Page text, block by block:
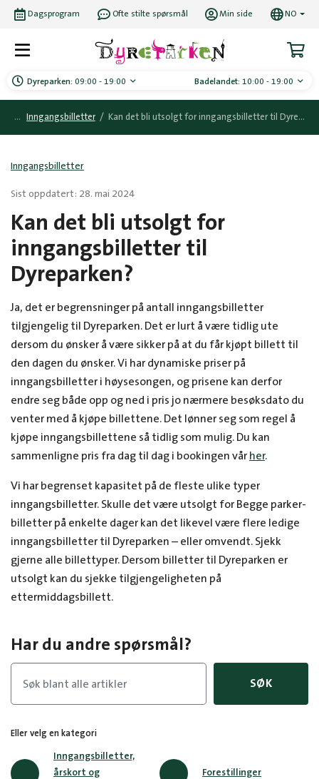
Dyreparken: 09:00 - 19:00 Badelandet: 10:00 - 19:00
Dagsprogram Ofte stilte spørsmål Min side NO
Inngangsbilletter / Kan det bli utsolgt for inngangsbilletter til Dyreparken?
Inngangsbilletter
Sist oppdatert: 28. mai 2024
Kan det bli utsolgt for
inngangsbilletter til
Dyreparken?
Ja, det er begrensninger på antall inngangsbilletter
tilgjengelig til Dyreparken. Det er lurt å være tidlig ute
dersom du ønsker å være sikker på at du får kjøpt billett til
den dagen du ønsker. Vi har dynamiske priser på
inngangsbilletter i høysesongen, og prisene kan derfor
endre seg både opp og ned i pris jo nærmere besøksdato du
venter med å kjøpe billettene. Det lønner seg som regel å
kjøpe inngangsbillettene så tidlig som mulig. Du kan
sammenligne pris fra dag til dag i bookingen vår her.
Vi har begrenset kapasitet på de fleste ulike typer
inngangsbilletter. Skulle det være utsolgt for Begge parker-
billetter på enkelte dager kan det likevel være flere ledige
inngangsbilletter til Dyreparken – eller omvendt. Sjekk
gjerne alle billettyper. Dersom billetter til Dyreparken er
utsolgt kan du sjekke tilgjengeligheten på
ettermiddagsbillett.
Har du andre spørsmål?
SØK
Eller velg en kategori
Inngangsbilletter,
årskort og
Forestillinger